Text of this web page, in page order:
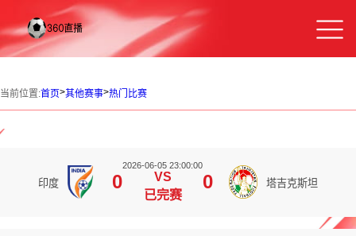
当前位置:首页>其他赛事>热门比赛
印度 0
2026-06-05 23:00:00
VS
已完赛
0 塔吉克斯坦